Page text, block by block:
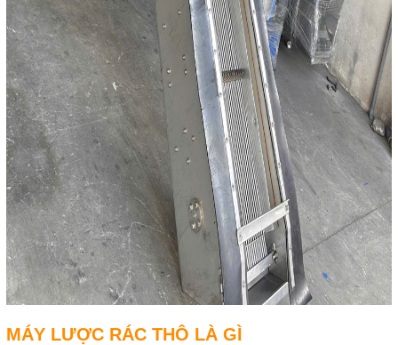
MÁY LƯỢC RÁC THÔ LÀ GÌ